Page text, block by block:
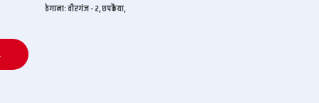
ठेगाना: वीरगंज - २, छपकैया,